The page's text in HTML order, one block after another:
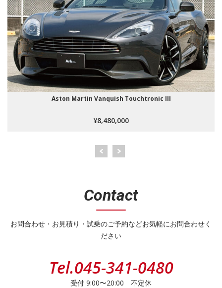
Aston Martin Vanquish Touchtronic III
¥8,480,000
Contact
お問合わせ・お見積り・試乗のご予約などお気軽にお問合わせく
ださい
Tel.045-341-0480
受付 9:00〜20:00 不定休